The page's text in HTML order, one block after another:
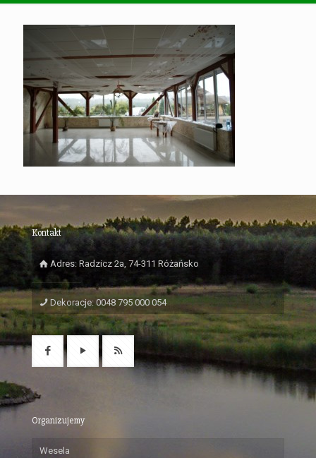
Kontakt
Adres: Radzicz 2a, 74-311 Różańsko
Dekoracje: 0048 795 000 054
Organizujemy
Wesela